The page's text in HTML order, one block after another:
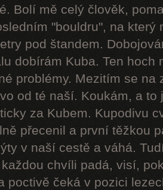
Bolí mě celý člověk,
"bouldru", na který
pod štandem.
dobírám Kuba. Ten hoch
problémy. Mezitím se na
od té naší. Koukám, a
za Kubem. Kupodivu
přecenil a první těžkou
v naší cestě a váhá.
chvíli padá, visí,
poctivě čeká v pozici